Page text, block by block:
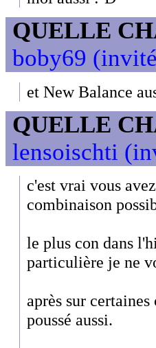
QUELLE
boby69
et New Balance
QUELLE
lensoischti
c'est vrai vous
combinaison
le plus con dans
particulière je ne
après sur
poussé aussi.